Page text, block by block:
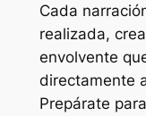
Cada
realizada,
envolvente
directamente
Prepárate